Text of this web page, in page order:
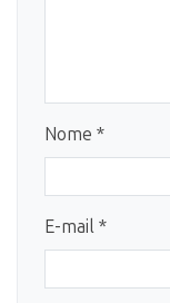
Nome *
E-mail *